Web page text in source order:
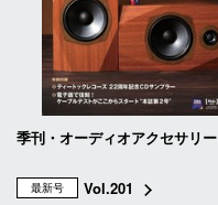
季刊・オーディオアクセサリー
最新号
Vol.201